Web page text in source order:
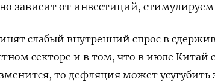
зависит от инвестиций,
слабый внутренний спрос в
секторе и в том, что в июле Китай
то дефляция может усугубить